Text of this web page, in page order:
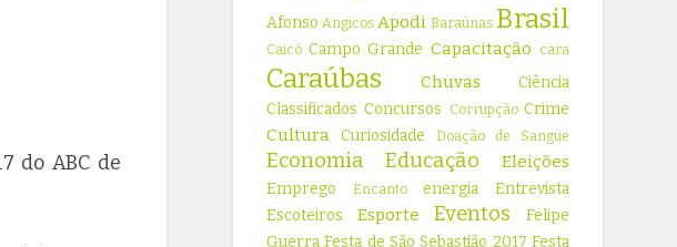
do ABC de
Afonso Angicos Apodi Baraúnas Brasil
Caicó Campo Grande Capacitação cara
Caraúbas Chuvas
Ciência
Classificados Concursos Corrupção Crime
Cultura Curiosidade Doação de Sangue
Economia Educação Eleições
Emprego Encanto energia
Entrevista
Escoteiros
Esporte Eventos
Felipe
Guerra Festa de São Sebastião 2017 Festa